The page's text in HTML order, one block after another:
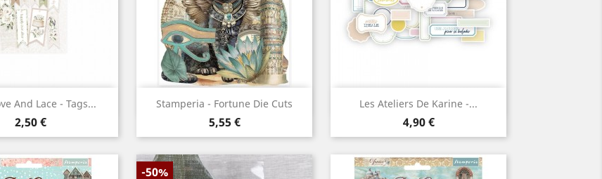
And Lace - Tags...
Prix
2,50 €
Aperçu rapide Stamperia - Fortune Die Cuts
Prix
5,55 €
Aperçu rapide Les Ateliers De Karine -...
Prix
4,90 €
Aperçu rapide
-50%